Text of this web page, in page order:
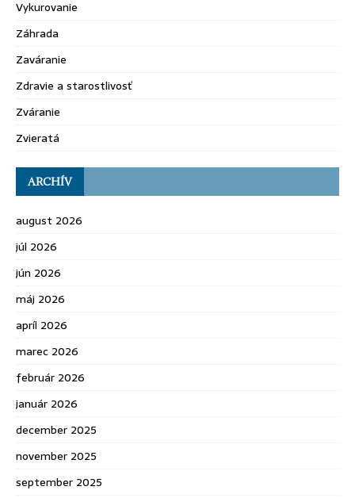
Vykurovanie
Záhrada
Zaváranie
Zdravie a starostlivosť
Zváranie
Zvieratá
ARCHÍV
august 2026
júl 2026
jún 2026
máj 2026
apríl 2026
marec 2026
február 2026
január 2026
december 2025
november 2025
september 2025